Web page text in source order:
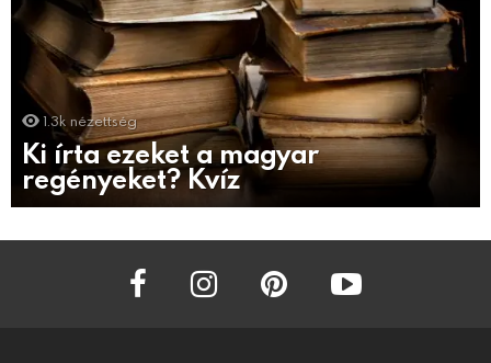
1.3k nézettség
Ki írta ezeket a magyar
regényeket? Kvíz
facebook instagram